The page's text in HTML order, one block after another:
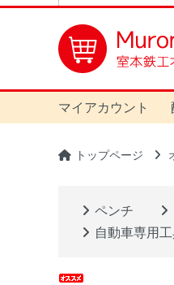
マイアカウント
トップページ
ペンチ
自動車専用